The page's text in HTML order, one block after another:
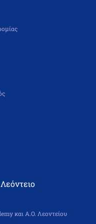
και Α.Ο. Λεοντείου